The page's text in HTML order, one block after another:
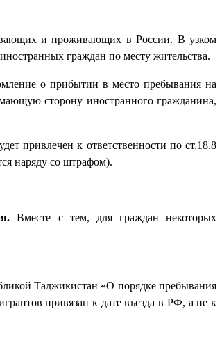
и проживающих в России. В узком
граждан по месту жительства.
о прибытии в место пребывания на
сторону иностранного гражданина,
привлечен к ответственности по ст.18.8
наряду со штрафом).
Вместе с тем, для граждан некоторых
Таджикистан «О порядке пребывания
привязан к дате въезда в РФ, а не к